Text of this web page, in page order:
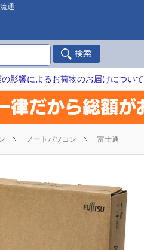
通
影響によるお荷物のお届けについて
ノートパソコン 富士通